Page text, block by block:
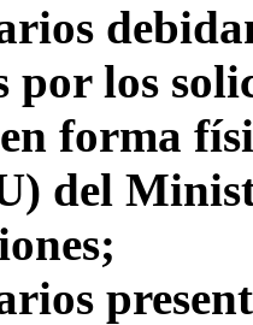
por los
forma
del